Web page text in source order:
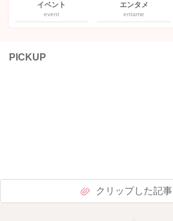
イベント
event
エンタメ
entame
PICKUP
クリップした記事